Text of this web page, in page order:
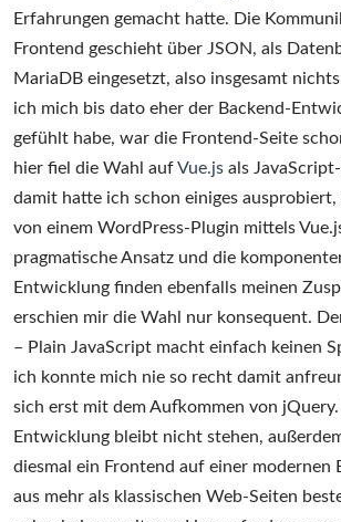
Erfahrungen gemacht hatte. Die
Frontend geschieht über JSON, als
MariaDB eingesetzt, also insgesamt
ich mich bis dato eher der Backend-
gefühlt habe, war die Frontend-Seite
hier fiel die Wahl aufVue.js als
damit hatte ich schon einiges ausprobiert,
von einem WordPress-Plugin mittels
pragmatische Ansatz und die
Entwicklung finden ebenfalls meinen
erschien mir die Wahl nur konsequent.
– Plain JavaScript macht einfach keinen
ich konnte mich nie so recht damit
sich erst mit dem Aufkommen von
Entwicklung bleibt nicht stehen,
diesmal ein Frontend auf einer modernen
aus mehr als klassischen Web-Seiten